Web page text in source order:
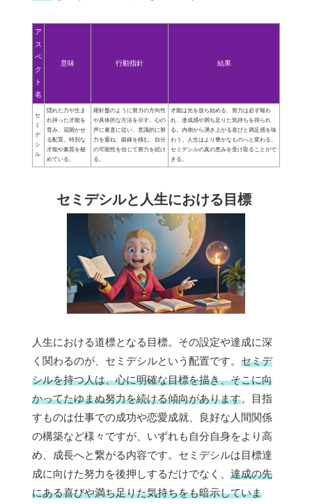
ア
ス
ペ
ク
ト
名
意味 行動指針 結果
セ
ミ
デ
シ
ル
隠れた力や生ま
れ持った才能を
育み、花開かせ
る配置。特別な
才能や素質を秘
めている。
羅針盤のように努力の方向性
や具体的な方法を示す。心の
声に素直に従い、意識的に努
力を重ね、鍛錬を積む。自分
の可能性を信じて努力を続け
る。
才能は光を放ち始める。努力は必ず報わ
れ、達成感や満ち足りた気持ちを得られ
る。内側から湧き上がる喜びと満足感を味
わう。人生はより豊かなものへと変わる。
セミデシルの真の恵みを受け取ることがで
きる。
セミデシルと人生における目標
人生における道標となる目標。その設定や達成に深
く関わるのが、セミデシルという配置です。 セミデ
シルを持つ人は、心に明確な目標を描き、そこに向
かってたゆまぬ努力を続ける傾向があります。目指
すものは仕事での成功や恋愛成就、良好な人間関係
の構築など様々ですが、いずれも自分自身をより高
め、成長へと繋がる内容です。セミデシルは目標達
成に向けた努力を後押しするだけでなく、 達成の先
にある喜びや満ち足りた気持ちをも暗示していま